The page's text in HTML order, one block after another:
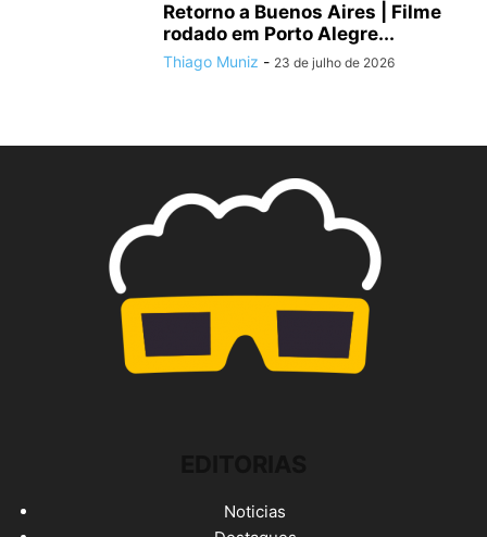
Retorno a Buenos Aires | Filme
rodado em Porto Alegre...
Thiago Muniz - 23 de julho de 2026
Noticias